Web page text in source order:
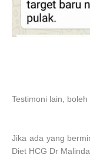
Testimoni lain,
Jika ada yang
Diet HCG Dr